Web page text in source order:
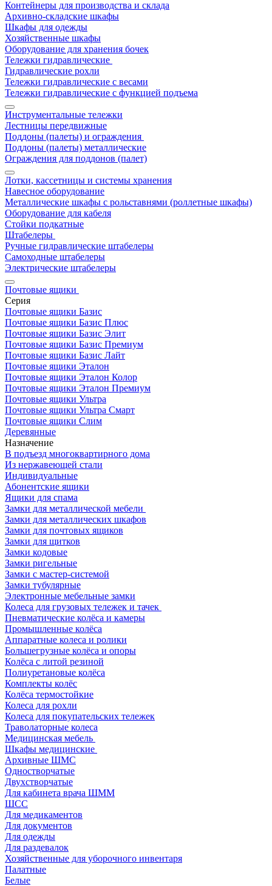
Контейнеры для производства и склада
Архивно-складские шкафы
Шкафы для одежды
Хозяйственные шкафы
Оборудование для хранения бочек
Тележки гидравлические
Гидравлические рохли
Тележки гидравлические с весами
Тележки гидравлические с функцией подъема
Инструментальные тележки
Лестницы передвижные
Поддоны (палеты) и ограждения
Поддоны (палеты) металлические
Ограждения для поддонов (палет)
Лотки, кассетницы и системы хранения
Навесное оборудование
Металлические шкафы с рольставнями (роллетные шкафы)
Оборудование для кабеля
Стойки подкатные
Штабелеры
Ручные гидравлические штабелеры
Самоходные штабелеры
Электрические штабелеры
Почтовые ящики
Серия
Почтовые ящики Базис
Почтовые ящики Базис Плюс
Почтовые ящики Базис Элит
Почтовые ящики Базис Премиум
Почтовые ящики Базис Лайт
Почтовые ящики Эталон
Почтовые ящики Эталон Колор
Почтовые ящики Эталон Премиум
Почтовые ящики Ультра
Почтовые ящики Ультра Смарт
Почтовые ящики Слим
Деревянные
Назначение
В подъезд многоквартирного дома
Из нержавеющей стали
Индивидуальные
Абонентские ящики
Ящики для спама
Замки для металлической мебели
Замки для металлических шкафов
Замки для почтовых ящиков
Замки для щитков
Замки кодовые
Замки ригельные
Замки с мастер-системой
Замки тубулярные
Электронные мебельные замки
Колеса для грузовых тележек и тачек
Пневматические колёса и камеры
Промышленные колёса
Аппаратные колеса и ролики
Большегрузные колёса и опоры
Колёса с литой резиной
Полиуретановые колёса
Комплекты колёс
Колёса термостойкие
Колеса для рохли
Колеса для покупательских тележек
Траволаторные колеса
Медицинская мебель
Шкафы медицинские
Архивные ШМС
Одностворчатые
Двухстворчатые
Для кабинета врача ШММ
ШСС
Для медикаментов
Для документов
Для одежды
Для раздевалок
Хозяйственные для уборочного инвентаря
Палатные
Белые